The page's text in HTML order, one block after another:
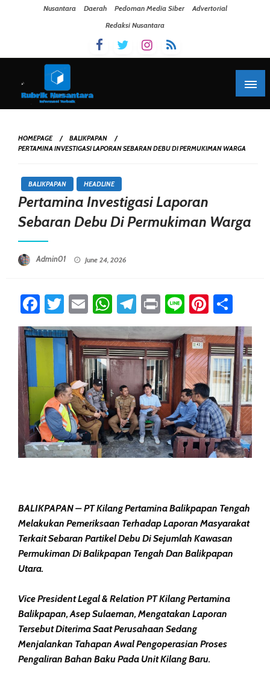
Nusantara Daerah Pedoman Media Siber
Advertorial
Redaksi Nusantara
HOMEPAGE
BALIKPAPAN
PERTAMINA INVESTIGASI LAPORAN SEBARAN DEBU DI PERMUKIMAN WARGA
BALIKPAPAN HEADLINE
Pertamina Investigasi Laporan
Sebaran Debu Di Permukiman Warga
Admin01 June 24, 2026
Facebook
Twitter
EmailWhatsApp
Telegram
PrintLine
BALIKPAPAN – PT Kilang Pertamina Balikpapan Tengah
Melakukan Pemeriksaan Terhadap Laporan Masyarakat
Terkait Sebaran Partikel Debu Di Sejumlah Kawasan
Permukiman Di Balikpapan Tengah Dan Balikpapan
Utara.
Vice President Legal & Relation PT Kilang Pertamina
Balikpapan, Asep Sulaeman, Mengatakan Laporan
Tersebut Diterima Saat Perusahaan Sedang
Menjalankan Tahapan Awal Pengoperasian Proses
Pengaliran Bahan Baku Pada Unit Kilang Baru.